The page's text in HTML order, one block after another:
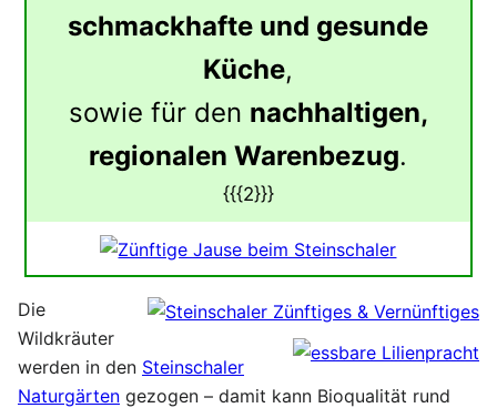
schmackhafte und gesunde
Küche,
sowie für den nachhaltigen,
regionalen Warenbezug.
{{{2}}}
Die
Wildkräuter
werden in den Steinschaler
Naturgärten gezogen – damit kann Bioqualität rund